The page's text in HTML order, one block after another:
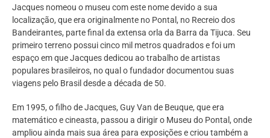
Jacques nomeou o museu com este nome devido a sua
localização, que era originalmente no Pontal, no Recreio dos
Bandeirantes, parte final da extensa orla da Barra da Tijuca. Seu
primeiro terreno possui cinco mil metros quadrados e foi um
espaço em que Jacques dedicou ao trabalho de artistas
populares brasileiros, no qual o fundador documentou suas
viagens pelo Brasil desde a década de 50.
Em 1995, o filho de Jacques, Guy Van de Beuque, que era
matemático e cineasta, passou a dirigir o Museu do Pontal, onde
ampliou ainda mais sua área para exposições e criou também a